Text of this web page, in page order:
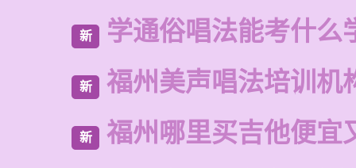
新 学通俗唱法能考什么
新 福州美声唱法培训机
新 福州哪里买吉他便宜